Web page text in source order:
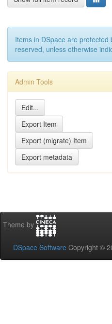
Items in DSpace are
reserved, unless otherwise
Admin Tools
Theme by
DSpace Software Copyright ©